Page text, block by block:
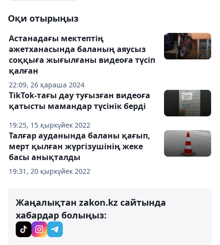
Оқи отырыңыз
22:09, 26 қараша 2024
Астанадағы мектептің
әжетханасында баланың аяусыз
соққыға жығылғаны видеоға түсіп
қалған
19:25, 15 қыркүйек 2022
TikTok-тағы дау туғызған видеоға
қатысты мамандар түсінік берді
19:31, 20 қыркүйек 2022
Талғар ауданында баланы қағып,
мерт қылған жүргізушінің жеке
басы анықталды
Жаңалықтан zakon.kz сайтында
хабардар болыңыз: